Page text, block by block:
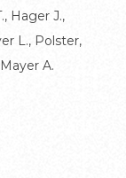
Hager J.,
L., Polster,
A.